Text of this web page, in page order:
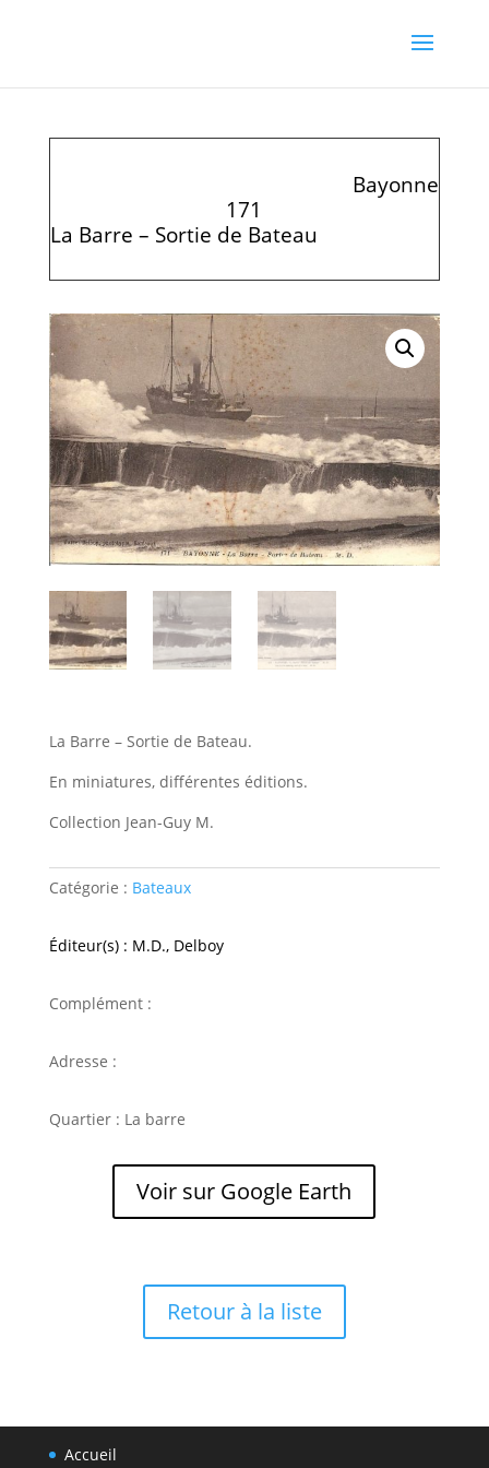
Bayonne
171
La Barre – Sortie de Bateau
La Barre – Sortie de Bateau.
En miniatures, différentes éditions.
Collection Jean-Guy M.
Catégorie : Bateaux
Éditeur(s) : M.D., Delboy
Complément :
Adresse :
Quartier : La barre
Voir sur Google Earth
Retour à la liste
Accueil